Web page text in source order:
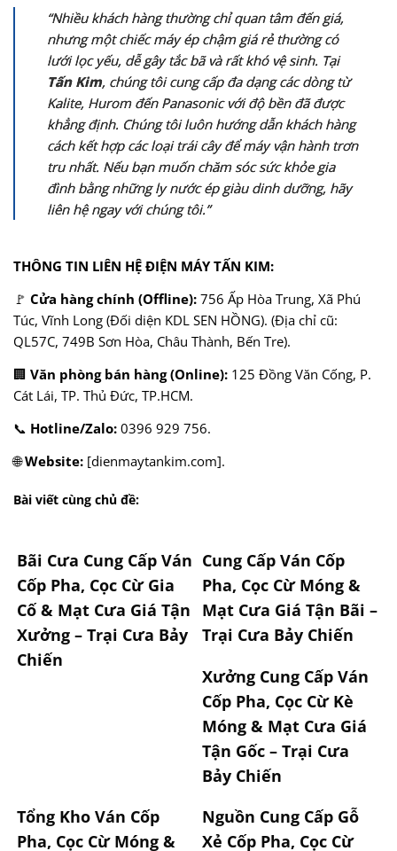
“Nhiều khách hàng thường chỉ quan tâm đến giá,
nhưng một chiếc máy ép chậm giá rẻ thường có
lưới lọc yếu, dễ gây tắc bã và rất khó vệ sinh. Tại
Tấn Kim, chúng tôi cung cấp đa dạng các dòng từ
Kalite, Hurom đến Panasonic với độ bền đã được
khẳng định. Chúng tôi luôn hướng dẫn khách hàng
cách kết hợp các loại trái cây để máy vận hành trơn
tru nhất. Nếu bạn muốn chăm sóc sức khỏe gia
đình bằng những ly nước ép giàu dinh dưỡng, hãy
liên hệ ngay với chúng tôi.”
THÔNG TIN LIÊN HỆ ĐIỆN MÁY TẤN KIM:
🚩 Cửa hàng chính (Offline): 756 Ấp Hòa Trung, Xã Phú
Túc, Vĩnh Long (Đối diện KDL SEN HỒNG). (Địa chỉ cũ:
QL57C, 749B Sơn Hòa, Châu Thành, Bến Tre).
🏢 Văn phòng bán hàng (Online): 125 Đồng Văn Cống, P.
Cát Lái, TP. Thủ Đức, TP.HCM.
📞 Hotline/Zalo: 0396 929 756.
🌐Website: [dienmaytankim.com].
Bài viết cùng chủ đề:
Bãi Cưa Cung Cấp Ván
Cốp Pha, Cọc Cừ Gia
Cố & Mạt Cưa Giá Tận
Xưởng – Trại Cưa Bảy
Chiến
Cung Cấp Ván Cốp
Pha, Cọc Cừ Móng &
Mạt Cưa Giá Tận Bãi –
Trại Cưa Bảy Chiến
Xưởng Cung Cấp Ván
Cốp Pha, Cọc Cừ Kè
Móng & Mạt Cưa Giá
Tận Gốc – Trại Cưa
Bảy Chiến
Tổng Kho Ván Cốp
Pha, Cọc Cừ Móng &
Nguồn Cung Cấp Gỗ
Xẻ Cốp Pha, Cọc Cừ